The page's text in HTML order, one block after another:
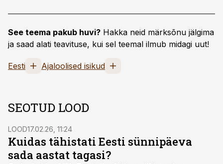
See teema pakub huvi? Hakka neid märksõnu jälgima
ja saad alati teavituse, kui sel teemal ilmub midagi uut!
Eesti Ajaloolised isikud
SEOTUD LOOD
LOOD17.02.26, 11:24
Kuidas tähistati Eesti sünnipäeva
sada aastat tagasi?